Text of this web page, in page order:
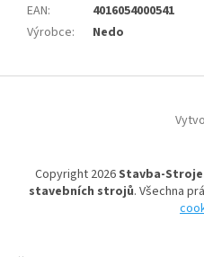
EAN:
4016054000541
Výrobce: Nedo
Copyright 2026Stavba-
stavebních strojů. Všechna